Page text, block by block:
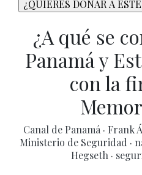
¿A qué se
Panamá y
con la
Canal de Panamá · Frank
Ministerio de Seguridad ·
Hegseth ·